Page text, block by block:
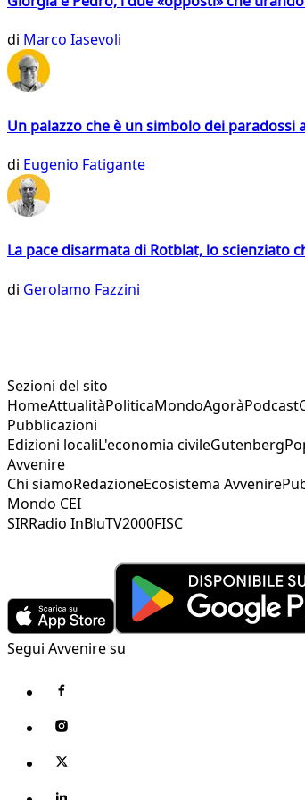
di Marco Iasevoli
Un palazzo che è un simbolo dei paradossi
di Eugenio Fatigante
La pace disarmata di Rotblat, lo scienziato
di Gerolamo Fazzini
Sezioni del sito
HomeAttualitàPoliticaMondoAgoràPodcast
Pubblicazioni
Edizioni localiL'economia civileGutenberg
Avvenire
Chi siamoRedazioneEcosistema Avvenire
Mondo CEI
SIRRadio InBluTV2000FISC
Segui Avvenire su